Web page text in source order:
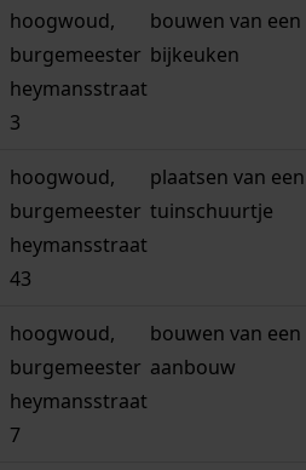
hoogwoud,
burgemeester
heymansstraat
3
bouwen van een
bijkeuken
hoogwoud,
burgemeester
heymansstraat
43
plaatsen van een
tuinschuurtje
hoogwoud,
burgemeester
heymansstraat
7
bouwen van een
aanbouw